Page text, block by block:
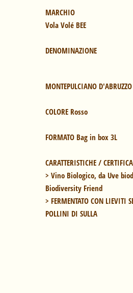
Vola Volé BEE
DENOMINAZIONE
MONTEPULCIANO
COLORE Rosso
FORMATO Bag in box 3L
> Vino Biologico, da Uve
Biodiversity Friend
> FERMENTATO CON LIEVITI
POLLINI DI SULLA